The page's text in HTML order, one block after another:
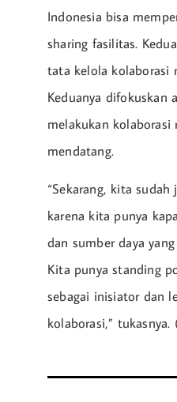
Indonesia bisa
sharing fasilitas.
tata kelola kolaborasi
Keduanya difokuskan
melakukan kolaborasi
mendatang.
“Sekarang, kita
karena kita punya
dan sumber daya
Kita punya standing
sebagai inisiator dan
kolaborasi,”